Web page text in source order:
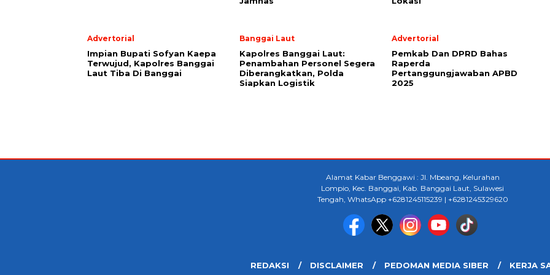
Advertorial
Impian Bupati Sofyan Kaepa
Terwujud, Kapolres Banggai
Laut Tiba Di Banggai
Banggai Laut
Kapolres Banggai Laut:
Penambahan Personel Segera
Diberangkatkan, Polda
Siapkan Logistik
Advertorial
Pemkab Dan DPRD Bahas
Raperda
Pertanggungjawaban APBD
2025
Alamat Kabar Benggawi : Jl. Mbeang, Kelurahan
Lompio, Kec. Banggai, Kab. Banggai Laut, Sulawesi
Tengah, WhatsApp +6281245115239 | +6281245329620
REDAKSI DISCLAIMER PEDOMAN MEDIA SIBER KERJA